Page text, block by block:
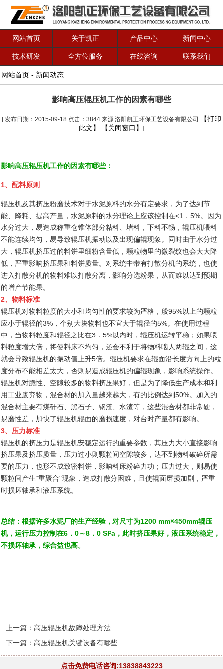
网站首页 关于凯正 产品中心 新闻中心
技术研发 全方位服务 在线咨询 联系我们
网站首页 - 新闻动态
影响高压辊压机工作的因素有哪些
[ 发布日期：2015-09-18 点击：3844 来源:洛阳凯正环保工艺设备有限公司
【打印
此文】
【关闭窗口】 ]
影响高压辊压机工作的因素有哪些：
1、配料原则
辊压机及其挤压粉磨技术对于水泥原料的水分有定要求，为了达到节
能、降耗、提高产量，水泥原料的水分理论上应该控制在<1．5%。因为
水分过大，易造成称重仓锥体部分粘料、堵料，下料不畅，辊压机喂料
不能连续均匀，易导致辊压机振动以及出现偏辊现象。同时由于水分过
大，辊压机挤压过的料饼里细粉含量低，颗粒物里的微裂纹也会大大降
低，严重影响挤压果和料饼质量。对系统中带有打散分机的系统，也使
进入打散分机的物料难以打散分离，影响分选粉果，从而难以达到预期
的增产节能果。
2、物料标准
辊压机对物料粒度的大小和均匀性的要求较为严格，般95%以上的颗粒
应小于辊径的3%，个别大块物料也不宜大于辊径的5%。在使用过程
中，当物料粒度和辊径之比在3．5%以内时，辊压机运转平稳；如果喂
料粒度增大倍，将使料床不均匀，还会不利于将物料啮人两辊之间，这
就会导致辊压机的振动值上升5倍。辊压机要求在辊面沿长度方向上的粒
度分布不能相差太大，否则易造成辊压机的偏辊现象，影响系统操作。
辊压机对脆性、空隙较多的物料挤压果好，但是为了降低生产成本和利
用工业废弃物，混合材的加入量越来越大，有的比例达到50%。加入的
混合材主要有煤矸石、黑石子、钢渣、水渣等，这些混合材都非常硬，
易磨性差，加快了辊压机辊面的磨损速度，对台时产量都有影响。
3、压力标准
辊压机的挤压力是辊压机安稳定运行的重要参数，其压力大小直接影响
挤压果及挤压质量，压力过小则颗粒间空隙较多，达不到物料破碎所需
要的压力，也形不成致密料饼，影响料床粉碎力功；压力过大，则易使
颗粒间产生“重聚合"现象，造成打散分困难，且使辊面磨损加剧，严重
时损坏轴承和液压系统。
总结：根据许多水泥厂的生产经验，对尺寸为1200 mm×450mm辊压
机，运行压力控制在6．0～8．0 SPa，此时挤压果好，液压系统稳定，
不损坏轴承，综合益也高。
上一篇：高压辊压机故障处理方法
下一篇：高压辊压机关键设备有哪些
点击免费电话咨询:13838843223